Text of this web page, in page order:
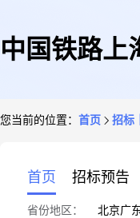
中国铁路上
您当前的位置： 首页 招标
首页 招标预告
省份地区： 北京广